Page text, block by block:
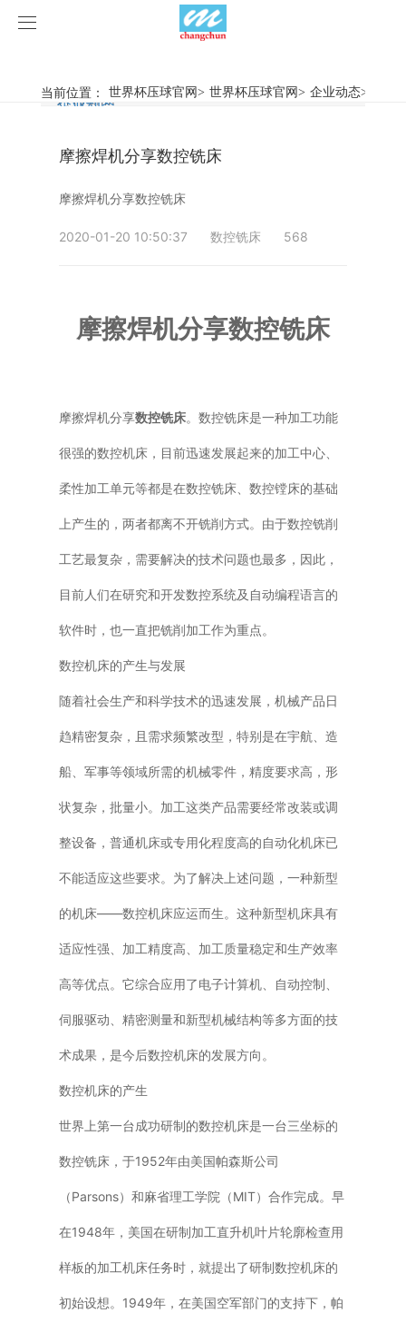
世界杯压球官网
旋弧焊机
摩擦焊机
加工中心
专用机床
产品视频
世界杯压球官网
当前位置： 世界杯压球官网> 世界杯压球官网> 企业动态>
行业新闻
企业动态
摩擦焊机分享数控铣床
摩擦焊机分享数控铣床
2020-01-20 10:50:37 数控铣床 568
摩擦焊机分享数控铣床
摩擦焊机分享数控铣床。数控铣床是一种加工功能
很强的数控机床，目前迅速发展起来的加工中心、
柔性加工单元等都是在数控铣床、数控镗床的基础
上产生的，两者都离不开铣削方式。由于数控铣削
工艺最复杂，需要解决的技术问题也最多，因此，
目前人们在研究和开发数控系统及自动编程语言的
软件时，也一直把铣削加工作为重点。
数控机床的产生与发展
随着社会生产和科学技术的迅速发展，机械产品日
趋精密复杂，且需求频繁改型，特别是在宇航、造
船、军事等领域所需的机械零件，精度要求高，形
状复杂，批量小。加工这类产品需要经常改装或调
整设备，普通机床或专用化程度高的自动化机床已
不能适应这些要求。为了解决上述问题，一种新型
的机床——数控机床应运而生。这种新型机床具有
适应性强、加工精度高、加工质量稳定和生产效率
高等优点。它综合应用了电子计算机、自动控制、
伺服驱动、精密测量和新型机械结构等多方面的技
术成果，是今后数控机床的发展方向。
数控机床的产生
世界上第一台成功研制的数控机床是一台三坐标的
数控铣床，于1952年由美国帕森斯公司
（Parsons）和麻省理工学院（MIT）合作完成。早
在1948年，美国在研制加工直升机叶片轮廓检查用
样板的加工机床任务时，就提出了研制数控机床的
初始设想。1949年，在美国空军部门的支持下，帕